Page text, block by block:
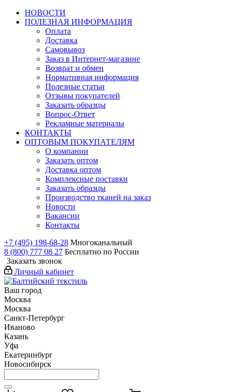
НОВОСТИ
ПОЛЕЗНАЯ ИНФОРМАЦИЯ
Оплата
Доставка
Самовывоз
Заказ в Интернет-магазине
Возврат и обмен
Нормативная информация
Полезные статьи
Отзывы покупателей
Заказать образцы
Вопрос-Ответ
Рекламные материалы
КОНТАКТЫ
ОПТОВЫМ ПОКУПАТЕЛЯМ
О компании
Заказать оптом
Доставка оптом
Комплексные поставки
Заказать образцы
Производство тканей на заказ
Новости
Вакансии
Контакты
+7 (495) 198-68-28 Многоканальный
8 (800) 777 08 27 Бесплатно по России
Заказать звонок
Личный кабинет
Ваш город
Москва
Москва
Санкт-Петербург
Иваново
Казань
Уфа
Екатеринбург
Новосибирск